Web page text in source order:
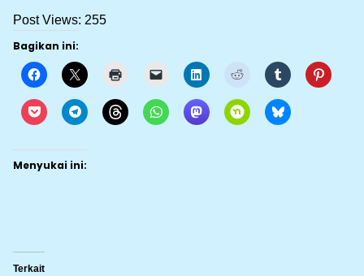
Post Views: 255
Bagikan ini:
Menyukai ini:
Terkait